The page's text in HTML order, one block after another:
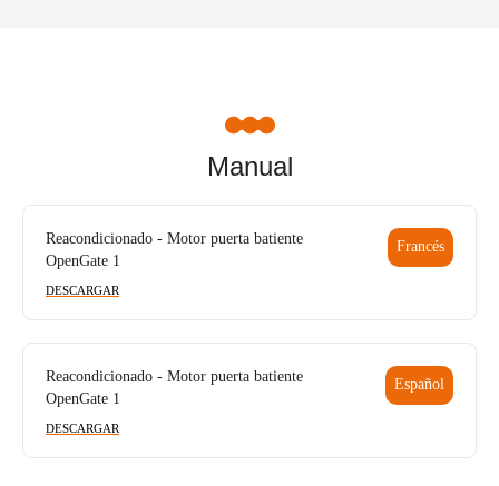
Manual
Reacondicionado - Motor puerta batiente
OpenGate 1
Francés
DESCARGAR
Reacondicionado - Motor puerta batiente
OpenGate 1
Español
DESCARGAR